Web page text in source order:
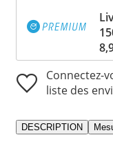
Connectez-
liste des
DESCRIPTION